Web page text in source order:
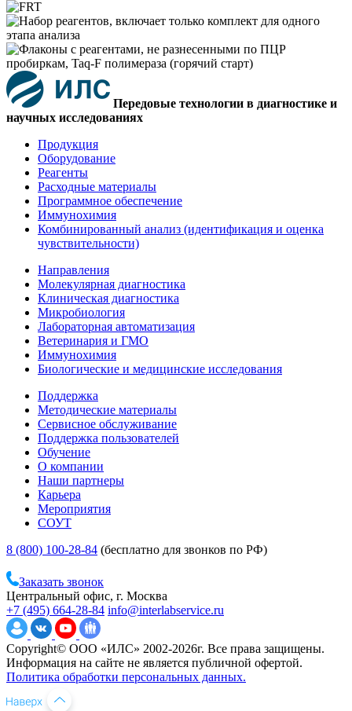
Передовые технологии в диагностике и
научных исследованиях
Продукция
Оборудование
Реагенты
Расходные материалы
Программное обеспечение
Иммунохимия
Комбинированный анализ (идентификация и оценка
чувствительности)
Направления
Молекулярная диагностика
Клиническая диагностика
Микробиология
Лабораторная автоматизация
Ветеринария и ГМО
Иммунохимия
Биологические и медицинские исследования
Поддержка
Методические материалы
Сервисное обслуживание
Поддержка пользователей
Обучение
О компании
Наши партнеры
Карьера
Мероприятия
СОУТ
8 (800) 100-28-84 (бесплатно для звонков по РФ)
Заказать звонок
Центральный офис, г. Москва
+7 (495) 664-28-84 info@interlabservice.ru
Copyright© ООО «ИЛС» 2002-2026г. Все права защищены.
Информация на сайте не является публичной офертой.
Политика обработки персональных данных.